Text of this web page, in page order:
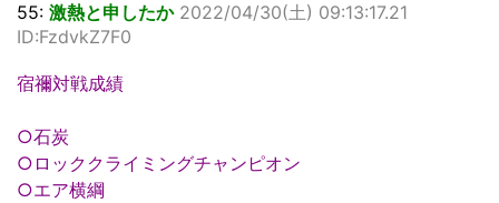
55: 激熱と申したか 2022/04/30(土) 09:13:17.21
ID:FzdvkZ7F0
宿禰対戦成績
○石炭
○ロッククライミングチャンピオン
○エア横綱